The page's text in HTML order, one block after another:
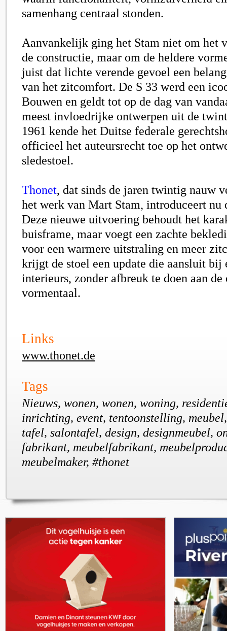
samenhang centraal stonden.
Aanvankelijk ging het Stam niet om het
de constructie, maar om de heldere
juist dat lichte verende gevoel een
van het zitcomfort. De S 33 werd een
Bouwen en geldt tot op de dag van
meest invloedrijke ontwerpen uit de
1961 kende het Duitse federale
officieel het auteursrecht toe op het
sledestoel.
Thonet, dat sinds de jaren twintig nauw
het werk van Mart Stam, introduceert nu
Deze nieuwe uitvoering behoudt het
buisframe, maar voegt een zachte
voor een warmere uitstraling en meer
krijgt de stoel een update die aansluit bij
interieurs, zonder afbreuk te doen aan
vormentaal.
Links
www.thonet.de
Tags
Nieuws, wonen, wonen, woning,
inrichting, event, tentoonstelling,
tafel, salontafel, design, designmeubel,
fabrikant, meubelfabrikant,
meubelmaker, #thonet